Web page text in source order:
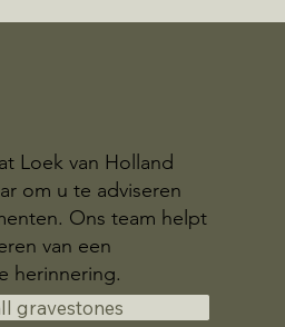
Loek van Holland
om u te adviseren
Ons team helpt
van een
herinnering.
gravestones